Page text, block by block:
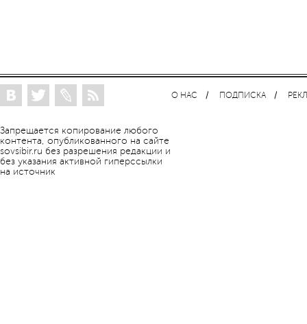
Запрещается копирование любого
контента, опубликованного на сайте
sovsibir.ru без разрешения редакции и
без указания активной гиперссылки
на источник
О НАС ПОДПИСКА